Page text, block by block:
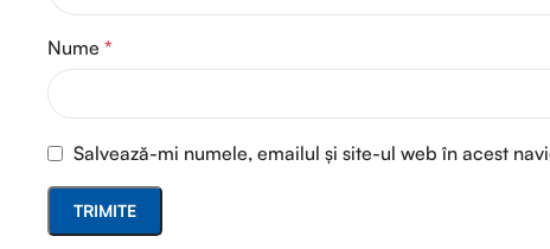
Nume *
Salvează-mi numele, emailul și site-ul web în acest